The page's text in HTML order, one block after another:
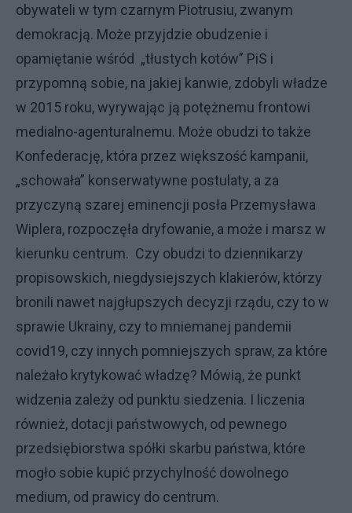
obywateli w tym czarnym Piotrusiu, zwanym
demokracją. Może przyjdzie obudzenie i
opamiętanie wśród „tłustych kotów” PiS i
przypomną sobie, na jakiej kanwie, zdobyli władze
w 2015 roku, wyrywając ją potężnemu frontowi
medialno-agenturalnemu. Może obudzi to także
Konfederację, która przez większość kampanii,
„schowała” konserwatywne postulaty, a za
przyczyną szarej eminencji posła Przemysława
Wiplera, rozpoczęła dryfowanie, a może i marsz w
kierunku centrum. Czy obudzi to dziennikarzy
propisowskich, niegdysiejszych klakierów, którzy
bronili nawet najgłupszych decyzji rządu, czy to w
sprawie Ukrainy, czy to mniemanej pandemii
covid19, czy innych pomniejszych spraw, za które
należało krytykować władzę? Mówią, że punkt
widzenia zależy od punktu siedzenia. I liczenia
również, dotacji państwowych, od pewnego
przedsiębiorstwa spółki skarbu państwa, które
mogło sobie kupić przychylność dowolnego
medium, od prawicy do centrum.